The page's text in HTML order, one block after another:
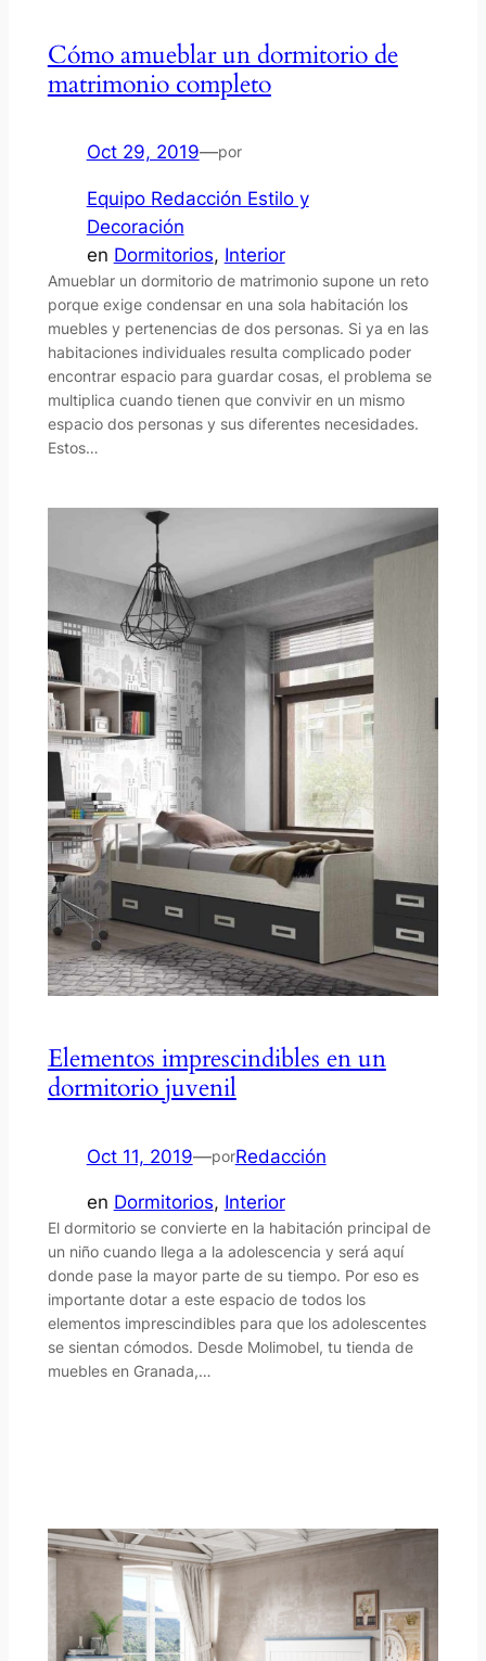
Cómo amueblar un dormitorio de
matrimonio completo
Oct 29, 2019—por
Equipo Redacción Estilo y
Decoración
en Dormitorios, Interior
Amueblar un dormitorio de matrimonio supone un reto
porque exige condensar en una sola habitación los
muebles y pertenencias de dos personas. Si ya en las
habitaciones individuales resulta complicado poder
encontrar espacio para guardar cosas, el problema se
multiplica cuando tienen que convivir en un mismo
espacio dos personas y sus diferentes necesidades.
Estos…
Elementos imprescindibles en un
dormitorio juvenil
Oct 11, 2019—porRedacción
en Dormitorios, Interior
El dormitorio se convierte en la habitación principal de
un niño cuando llega a la adolescencia y será aquí
donde pase la mayor parte de su tiempo. Por eso es
importante dotar a este espacio de todos los
elementos imprescindibles para que los adolescentes
se sientan cómodos. Desde Molimobel, tu tienda de
muebles en Granada,…